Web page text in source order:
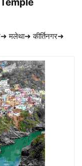
मलेथा➜ कीर्तिनगर➜